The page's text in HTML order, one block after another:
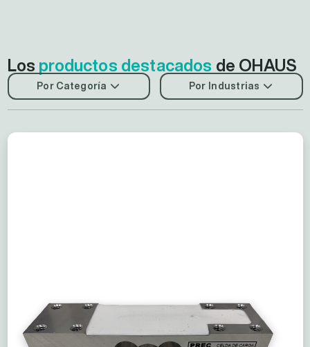
Los productos destacados de OHAUS
Por Categoría Por Industrias